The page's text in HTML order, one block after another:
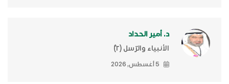
د. أمير الحداد
الأنبياء والرّسل (٢)ّ
5 أغسطس, 2026